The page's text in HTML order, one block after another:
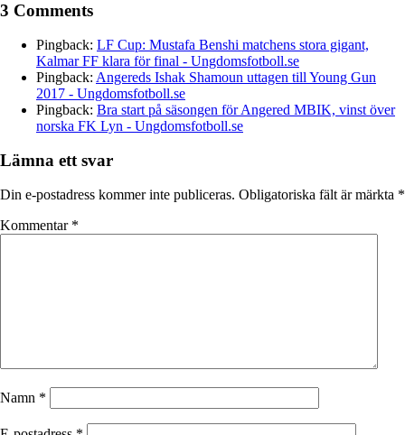
3 Comments
Pingback: LF Cup: Mustafa Benshi matchens stora gigant,
Kalmar FF klara för final - Ungdomsfotboll.se
Pingback: Angereds Ishak Shamoun uttagen till Young Gun
2017 - Ungdomsfotboll.se
Pingback: Bra start på säsongen för Angered MBIK, vinst över
norska FK Lyn - Ungdomsfotboll.se
Lämna ett svar
Din e-postadress kommer inte publiceras. Obligatoriska fält är märkta *
Kommentar *
Namn *